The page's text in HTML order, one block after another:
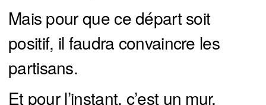
Mais pour que ce départ soit
positif, il faudra convaincre les
partisans.
Et pour l’instant, c’est un mur.